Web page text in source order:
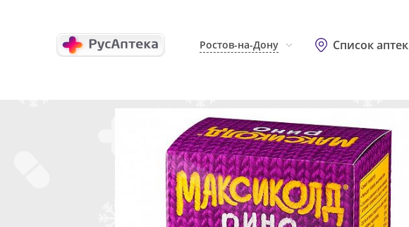
Ростов-на-Дону Список аптек